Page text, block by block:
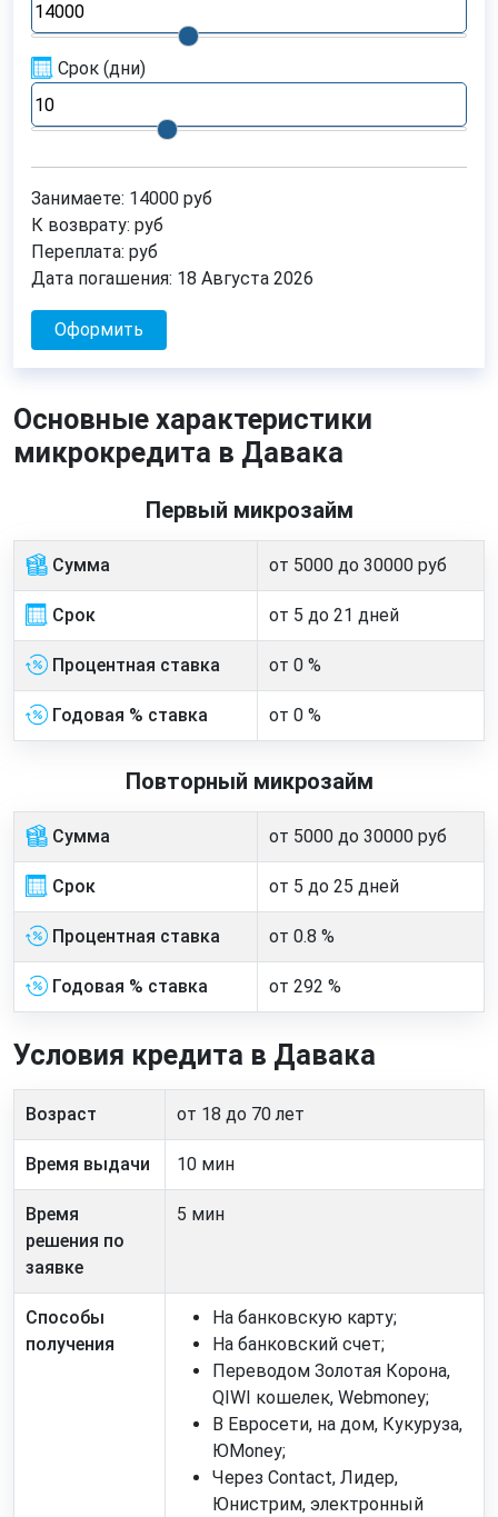
Срок (дни)
Занимаете: 14000 руб
К возврату: руб
Переплата: руб
Дата погашения: 18 Августа 2026
Оформить
Основные характеристики
микрокредита в Давака
Первый микрозайм
Сумма от 5000 до 30000 руб
Срок от 5 до 21 дней
Процентная ставка от 0 %
Годовая % ставка от 0 %
Повторный микрозайм
Сумма от 5000 до 30000 руб
Срок от 5 до 25 дней
Процентная ставка от 0.8 %
Годовая % ставка от 292 %
Условия кредита в Давака
Возраст от 18 до 70 лет
Время выдачи 10 мин
Время
решения по
заявке
5 мин
Способы
получения
На банковскую карту;
На банковский счет;
Переводом Золотая Корона,
QIWI кошелек, Webmoney;
В Евросети, на дом, Кукуруза,
ЮMoney;
Через Contact, Лидер,
Юнистрим, электронный